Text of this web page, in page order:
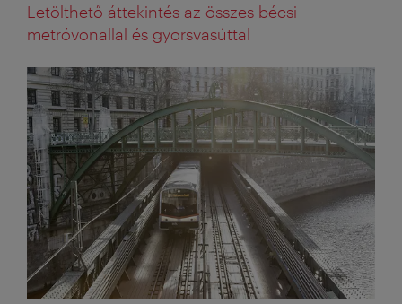
Letölthető áttekintés az összes bécsi
metróvonallal és gyorsvasúttal